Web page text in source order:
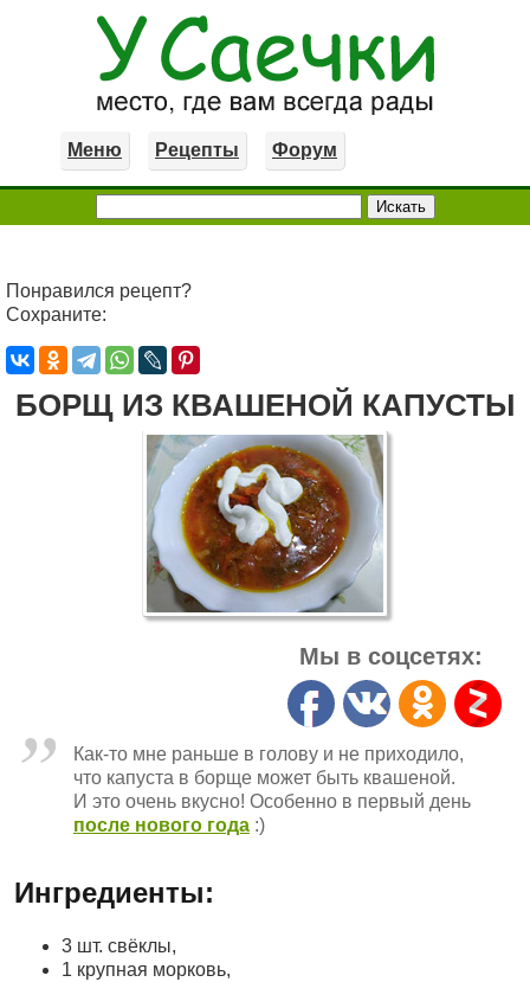
Меню Рецепты Форум
Понравился рецепт?
Сохраните:
БОРЩ ИЗ КВАШЕНОЙ КАПУСТЫ
Мы в соцсетях:
Как-то мне раньше в голову и не приходило,
что капуста в борще может быть квашеной.
И это очень вкусно! Особенно в первый день
после нового года :)
Ингредиенты:
3 шт. свёклы,
1 крупная морковь,